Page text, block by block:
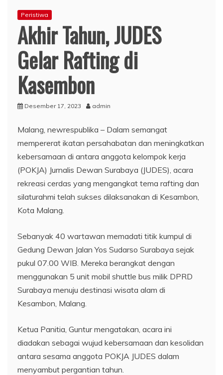
Peristiwa
Akhir Tahun, JUDES
Gelar Rafting di
Kasembon
Desember 17, 2023 admin
Malang, newrespublika – Dalam semangat
mempererat ikatan persahabatan dan meningkatkan
kebersamaan di antara anggota kelompok kerja
(POKJA) Jurnalis Dewan Surabaya (JUDES), acara
rekreasi cerdas yang mengangkat tema rafting dan
silaturahmi telah sukses dilaksanakan di Kesambon,
Kota Malang.
Sebanyak 40 wartawan memadati titik kumpul di
Gedung Dewan Jalan Yos Sudarso Surabaya sejak
pukul 07.00 WIB. Mereka berangkat dengan
menggunakan 5 unit mobil shuttle bus milik DPRD
Surabaya menuju destinasi wisata alam di
Kesambon, Malang.
Ketua Panitia, Guntur mengatakan, acara ini
diadakan sebagai wujud kebersamaan dan kesolidan
antara sesama anggota POKJA JUDES dalam
menyambut pergantian tahun.